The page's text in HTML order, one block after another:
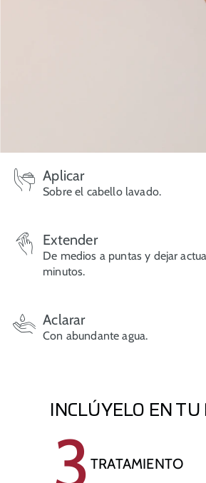
Aplicar
Sobre el cabello lavado.
Extender
De medios a puntas y dejar
minutos.
Aclarar
Con abundante agua.
INCLÚYELO EN
3 TRATAMIENTO